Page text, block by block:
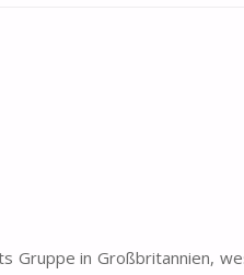
Gruppe in Großbritannien,